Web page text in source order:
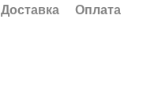
Доставка Оплата